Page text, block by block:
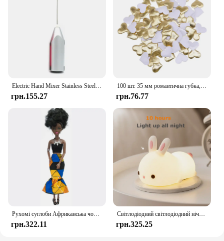
practicality, this throw is sure to be a hit with your
Electric Hand Mixer Stainless Steel Lightweight Blender for Baking & Cooking
грн.155.27
100 шт. 35 мм романтична губка, атласна тканина, пелюстки серця, весільні конфетті, стіл, ліжко, пелюстки серця, весільні прикраси до Дня Святого Валентина
грн.76.77
грн.322.11
Світлодіодний світлодіодний нічник із кроликом із сенсорним датчиком RGB, 16 кольорів, силіконова лампа-кролик, що перезаряджається через USB, для дітей, дитяча іграшка, подарунок на фестиваль
грн.325.25